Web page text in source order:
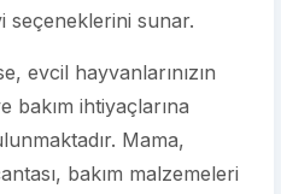
seçeneklerini sunar.
evcil hayvanlarınızın
bakım ihtiyaçlarına
Mama,
bakım malzemeleri